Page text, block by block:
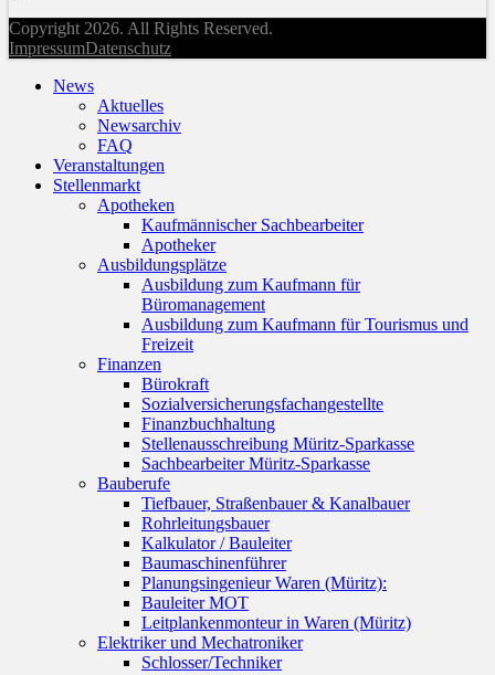
Copyright 2026. All Rights Reserved.
ImpressumDatenschutz
News
Aktuelles
Newsarchiv
FAQ
Veranstaltungen
Stellenmarkt
Apotheken
Kaufmännischer Sachbearbeiter
Apotheker
Ausbildungsplätze
Ausbildung zum Kaufmann für
Büromanagement
Ausbildung zum Kaufmann für Tourismus und
Freizeit
Finanzen
Bürokraft
Sozialversicherungsfachangestellte
Finanzbuchhaltung
Stellenausschreibung Müritz-Sparkasse
Sachbearbeiter Müritz-Sparkasse
Bauberufe
Tiefbauer, Straßenbauer & Kanalbauer
Rohrleitungsbauer
Kalkulator / Bauleiter
Baumaschinenführer
Planungsingenieur Waren (Müritz):
Bauleiter MOT
Leitplankenmonteur in Waren (Müritz)
Elektriker und Mechatroniker
Schlosser/Techniker